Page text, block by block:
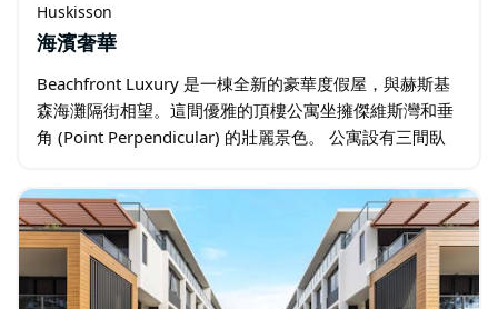
Huskisson
海濱奢華
Beachfront Luxury 是一棟全新的豪華度假屋，與赫斯基
森海灘隔街相望。這間優雅的頂樓公寓坐擁傑維斯灣和垂
角 (Point Perpendicular) 的壯麗景色。 公寓設有三間臥